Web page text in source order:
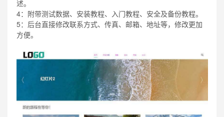
述。
4：附带测试数据、安装教程、入门教程、安全及备份教程。
5：后台直接修改联系方式、传真、邮箱、地址等，修改更加
方便。